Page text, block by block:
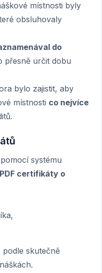
místnosti byly
obsluhovaly
do
přesně určit dobu
bylo zajistit, aby
místnosti co nejvíce
systému
certifikáty o
podle skutečně